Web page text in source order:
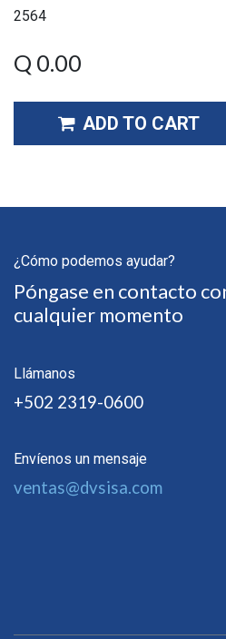
2564
Q 0.00
ADD TO CART
¿Cómo podemos ayudar?
Póngase en contacto
cualquier momento
Llámanos
+502 2319-0600
Envíenos un mensaje
ventas@dvsisa.com